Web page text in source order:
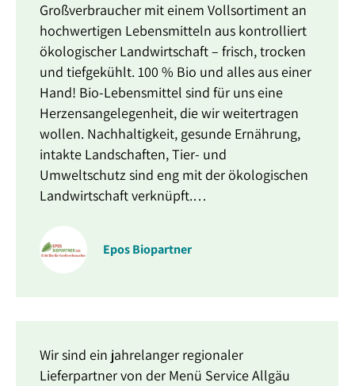
Epos Biopartner
Großverbraucher mit einem Vollsortiment an
hochwertigen Lebensmitteln aus kontrolliert
ökologischer Landwirtschaft – frisch, trocken
und tiefgekühlt. 100 % Bio und alles aus einer
Hand! Bio-Lebensmittel sind für uns eine
Herzensangelegenheit, die wir weitertragen
wollen. Nachhaltigkeit, gesunde Ernährung,
intakte Landschaften, Tier- und
Umweltschutz sind eng mit der ökologischen
Landwirtschaft verknüpft.…
Wir sind ein jahrelanger regionaler
Lieferpartner von der Menü Service Allgäu